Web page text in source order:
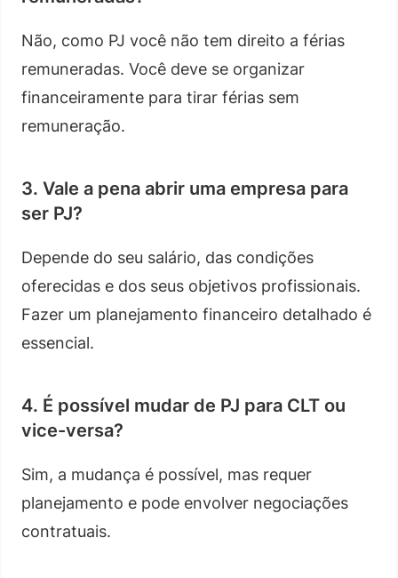
Não, como PJ você não tem direito a férias
remuneradas. Você deve se organizar
financeiramente para tirar férias sem
remuneração.
3. Vale a pena abrir uma empresa para
ser PJ?
Depende do seu salário, das condições
oferecidas e dos seus objetivos profissionais.
Fazer um planejamento financeiro detalhado é
essencial.
4. É possível mudar de PJ para CLT ou
vice-versa?
Sim, a mudança é possível, mas requer
planejamento e pode envolver negociações
contratuais.